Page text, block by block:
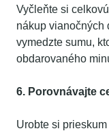
Vyčleňte si
nákup vianočných
vymedzte sumu,
obdarovaného
6. Porovnávajte
Urobte si